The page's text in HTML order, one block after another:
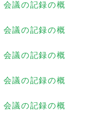
会議の記録の概
会議の記録の概
会議の記録の概
会議の記録の概
会議の記録の概